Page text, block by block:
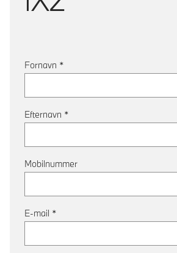
Fornavn *
Efternavn *
Mobilnummer
E-mail *